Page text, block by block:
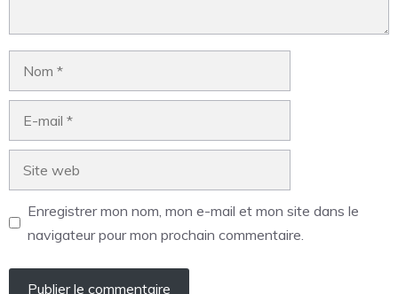
Enregistrer mon nom, mon e-mail et mon site dans le
navigateur pour mon prochain commentaire.